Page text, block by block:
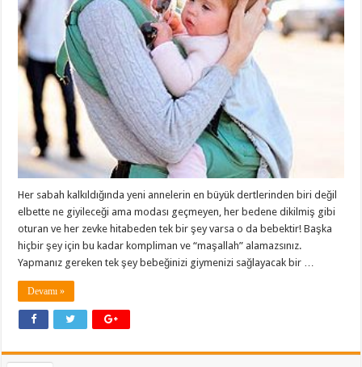
Her sabah kalkıldığında yeni annelerin en büyük dertlerinden biri değil
elbette ne giyileceği ama modası geçmeyen, her bedene dikilmiş gibi
oturan ve her zevke hitabeden tek bir şey varsa o da bebektir! Başka
hiçbir şey için bu kadar kompliman ve “maşallah” alamazsınız.
Yapmanız gereken tek şey bebeğinizi giymenizi sağlayacak bir …
Devamı »